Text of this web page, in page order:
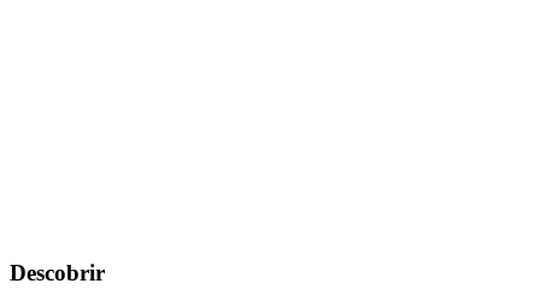
Descobrir